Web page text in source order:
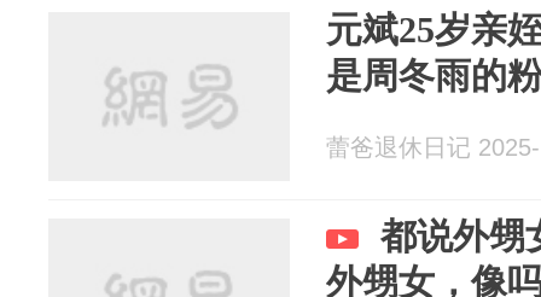
元斌25岁亲
是周冬雨的
蕾爸退休日记
都说外甥
外甥女，像